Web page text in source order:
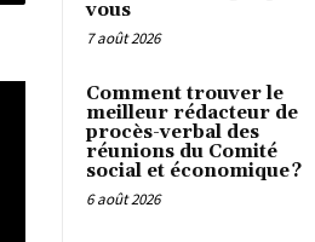
vous
7 août 2026
Comment trouver le
meilleur rédacteur de
procès-verbal des
réunions du Comité
social et économique ?
6 août 2026